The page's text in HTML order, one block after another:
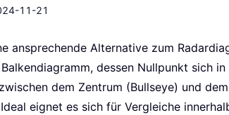
11-21
ansprechende Alternative zum
dessen Nullpunkt sich
dem Zentrum (Bullseye) und
eignet es sich für Vergleiche